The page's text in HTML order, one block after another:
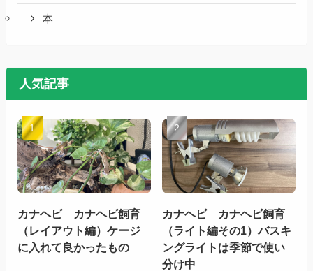
本
人気記事
カナヘビ カナヘビ飼育
（レイアウト編）ケージ
に入れて良かったもの
カナヘビ カナヘビ飼育
（ライト編その1）バスキ
ングライトは季節で使い
分け中